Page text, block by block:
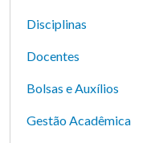
Disciplinas
Docentes
Bolsas e Auxílios
Gestão Acadêmica